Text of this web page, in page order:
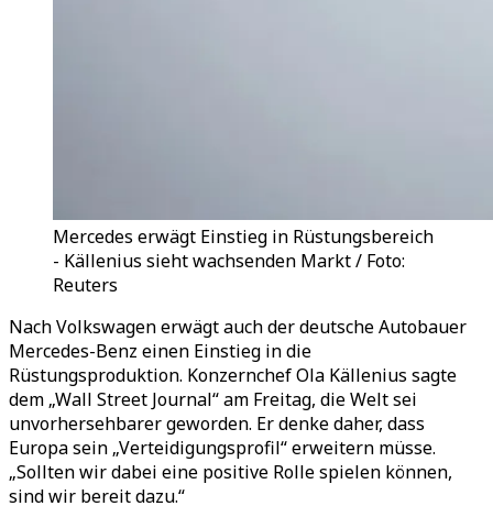
Mercedes erwägt Einstieg in Rüstungsbereich
- Källenius sieht wachsenden Markt / Foto:
Reuters
Nach Volkswagen erwägt auch der deutsche Autobauer
Mercedes-Benz einen Einstieg in die
Rüstungsproduktion. Konzernchef Ola Källenius sagte
dem „Wall Street Journal“ am Freitag, die Welt sei
unvorhersehbarer geworden. Er denke daher, dass
Europa sein „Verteidigungsprofil“ erweitern müsse.
„Sollten wir dabei eine positive Rolle spielen können,
sind wir bereit dazu.“